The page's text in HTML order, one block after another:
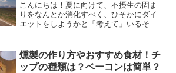
こんにちは！夏に向けて、不摂生の固ま
りをなんとか消化すべく、ひそかにダイ
エットをしようかと「考えて」いるそら
み焼きを作ろう親子で作る料理、第2弾は
お好み焼き。お好み焼き...
燻製の作り方やおすすめ食材！チ
ップの種類は？ベーコンは簡単？